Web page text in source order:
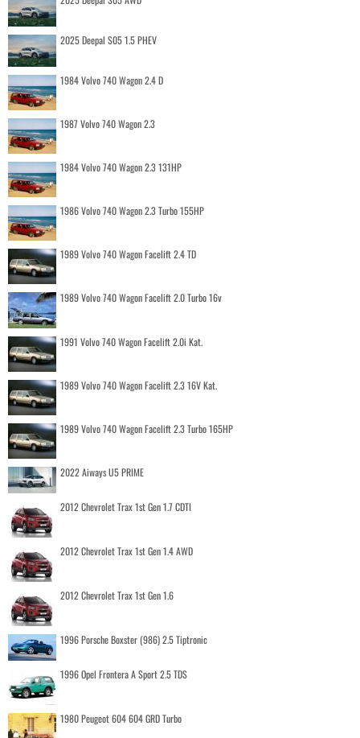
2025 Deepal S05 1.5 PHEV
1984 Volvo 740 Wagon 2.4 D
1987 Volvo 740 Wagon 2.3
1984 Volvo 740 Wagon 2.3 131HP
1986 Volvo 740 Wagon 2.3 Turbo 155HP
1989 Volvo 740 Wagon Facelift 2.4 TD
1989 Volvo 740 Wagon Facelift 2.0 Turbo 16v
1991 Volvo 740 Wagon Facelift 2.0i Kat.
1989 Volvo 740 Wagon Facelift 2.3 16V Kat.
1989 Volvo 740 Wagon Facelift 2.3 Turbo 165HP
2022 Aiways U5 PRIME
2012 Chevrolet Trax 1st Gen 1.7 CDTI
2012 Chevrolet Trax 1st Gen 1.4 AWD
2012 Chevrolet Trax 1st Gen 1.6
1996 Porsche Boxster (986) 2.5 Tiptronic
1996 Opel Frontera A Sport 2.5 TDS
1980 Peugeot 604 604 GRD Turbo